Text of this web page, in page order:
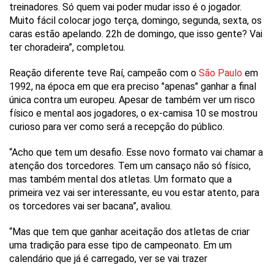
treinadores. Só quem vai poder mudar isso é o jogador.
Muito fácil colocar jogo terça, domingo, segunda, sexta, os
caras estão apelando. 22h de domingo, que isso gente? Vai
ter choradeira”, completou.
Reação diferente teve Raí, campeão com o São Paulo em
1992, na época em que era preciso "apenas" ganhar a final
única contra um europeu. Apesar de também ver um risco
físico e mental aos jogadores, o ex-camisa 10 se mostrou
curioso para ver como será a recepção do público.
“Acho que tem um desafio. Esse novo formato vai chamar a
atenção dos torcedores. Tem um cansaço não só físico,
mas também mental dos atletas. Um formato que a
primeira vez vai ser interessante, eu vou estar atento, para
os torcedores vai ser bacana”, avaliou.
“Mas que tem que ganhar aceitação dos atletas de criar
uma tradição para esse tipo de campeonato. Em um
calendário que já é carregado, ver se vai trazer